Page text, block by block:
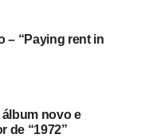
posts direto no e-
– “Paying rent in
novo e
de “1972”